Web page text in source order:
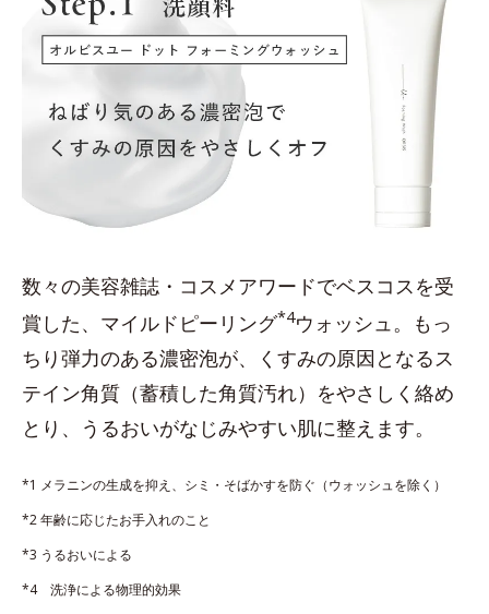
数々の美容雑誌・コスメアワードでベスコスを受
賞した、マイルドピーリング*4ウォッシュ。もっ
ちり弾力のある濃密泡が、くすみの原因となるス
テイン角質（蓄積した角質汚れ）をやさしく絡め
とり、うるおいがなじみやすい肌に整えます。
*1 メラニンの生成を抑え、シミ・そばかすを防ぐ（ウォッシュを除く）
*2 年齢に応じたお手入れのこと
*3 うるおいによる
*4 洗浄による物理的効果